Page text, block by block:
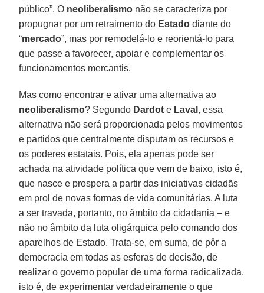
público”. O neoliberalismo não se caracteriza por
propugnar por um retraimento do Estado diante do
“mercado”, mas por remodelá-lo e reorientá-lo para
que passe a favorecer, apoiar e complementar os
funcionamentos mercantis.
Mas como encontrar e ativar uma alternativa ao
neoliberalismo? Segundo Dardot e Laval , essa
alternativa não será proporcionada pelos movimentos
e partidos que centralmente disputam os recursos e
os poderes estatais. Pois, ela apenas pode ser
achada na atividade política que vem de baixo, isto é,
que nasce e prospera a partir das iniciativas cidadãs
em prol de novas formas de vida comunitárias. A luta
a ser travada, portanto, no âmbito da cidadania – e
não no âmbito da luta oligárquica pelo comando dos
aparelhos de Estado. Trata-se, em suma, de pôr a
democracia em todas as esferas de decisão, de
realizar o governo popular de uma forma radicalizada,
isto é, de experimentar verdadeiramente o que